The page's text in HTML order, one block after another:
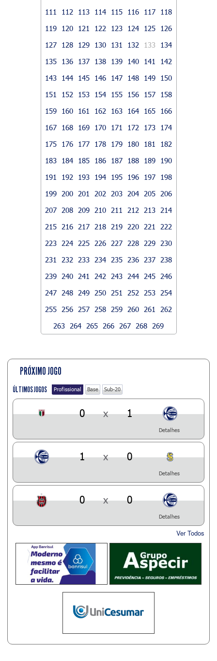
111
112 113 114 115 116 117
118
119
120 121 122 123 124 125
126
127
128 129 130 131 132 133
134
135
136 137 138 139 140 141
142
143
144 145 146 147 148 149
150
151
152 153 154 155 156 157
158
159
160 161 162 163 164 165
166
167
168 169 170 171 172 173
174
175
176 177 178 179 180 181
182
183
184 185 186 187 188 189
190
191
192 193 194 195 196 197
198
199
200 201 202 203 204 205
206
207
208 209 210 211 212 213
214
215
216 217 218 219 220 221
222
223
224 225 226 227 228 229
230
231
232 233 234 235 236 237
238
239
240 241 242 243 244 245
246
247
248 249 250 251 252 253
254
255
256 257 258 259 260 261
262
263
264 265 266 267 268 269
PRÓXIMO JOGO
ÚLTIMOS JOGOS Profissional Base Sub-20
0 x 1
Detalhes
1 x 0
Detalhes
0 x 0
Detalhes
Ver Todos